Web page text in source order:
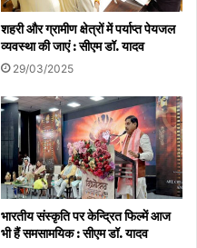
शहरी और ग्रामीण क्षेत्रों में पर्याप्त पेयजल
व्यवस्था की जाएं : सीएम डॉ. यादव
29/03/2025
भारतीय संस्कृति पर केन्द्रित फिल्में आज
भी हैं समसामयिक : सीएम डॉ. यादव